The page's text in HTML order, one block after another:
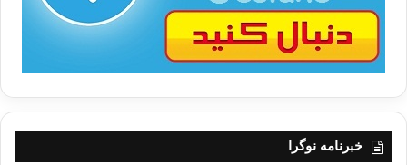
خبرنامه نوگرا